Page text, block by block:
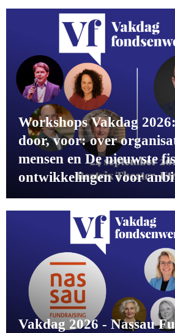
Workshops Vakdag
door, voor: over
mensen en De nieuwste
ontwikkelingen voor
Vakdag 2026 - Nassau